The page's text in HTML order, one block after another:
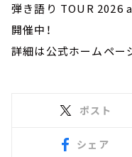
弾き語り TOUR 2026
開催中！
詳細は公式ホームペー
ポスト
シェア